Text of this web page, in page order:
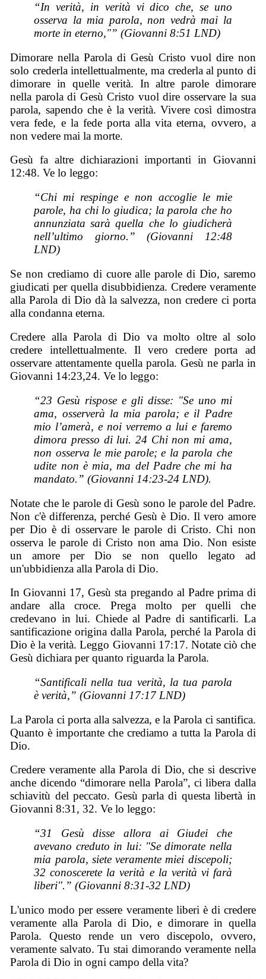
“In verità, in verità vi dico che, se uno
osserva la mia parola, non vedrà mai la
morte in eterno,"” (Giovanni 8:51 LND)
Dimorare nella Parola di Gesù Cristo vuol dire non
solo crederla intellettualmente, ma crederla al punto di
dimorare in quelle verità. In altre parole dimorare
nella parola di Gesù Cristo vuol dire osservare la sua
parola, sapendo che è la verità. Vivere così dimostra
vera fede, e la fede porta alla vita eterna, ovvero, a
non vedere mai la morte.
Gesù fa altre dichiarazioni importanti in Giovanni
12:48. Ve lo leggo:
“Chi mi respinge e non accoglie le mie
parole, ha chi lo giudica; la parola che ho
annunziata sarà quella che lo giudicherà
nell’ultimo giorno.” (Giovanni 12:48
LND)
Se non crediamo di cuore alle parole di Dio, saremo
giudicati per quella disubbidienza. Credere veramente
alla Parola di Dio dà la salvezza, non credere ci porta
alla condanna eterna.
Credere alla Parola di Dio va molto oltre al solo
credere intellettualmente. Il vero credere porta ad
osservare attentamente quella parola. Gesù ne parla in
Giovanni 14:23,24. Ve lo leggo:
“23 Gesù rispose e gli disse: "Se uno mi
ama, osserverà la mia parola; e il Padre
mio l’amerà, e noi verremo a lui e faremo
dimora presso di lui. 24 Chi non mi ama,
non osserva le mie parole; e la parola che
udite non è mia, ma del Padre che mi ha
mandato.” (Giovanni 14:23-24 LND).
Notate che le parole di Gesù sono le parole del Padre.
Non c'è differenza, perché Gesù è Dio. Il vero amore
per Dio è di osservare le parole di Cristo. Chi non
osserva le parole di Cristo non ama Dio. Non esiste
un amore per Dio se non quello legato ad
un'ubbidienza alla Parola di Dio.
In Giovanni 17, Gesù sta pregando al Padre prima di
andare alla croce. Prega molto per quelli che
credevano in lui. Chiede al Padre di santificarli. La
santificazione origina dalla Parola, perché la Parola di
Dio è la verità. Leggo Giovanni 17:17. Notate ciò che
Gesù dichiara per quanto riguarda la Parola.
“Santificali nella tua verità, la tua parola
è verità,” (Giovanni 17:17 LND)
La Parola ci porta alla salvezza, e la Parola ci santifica.
Quanto è importante che crediamo a tutta la Parola di
Dio.
Credere veramente alla Parola di Dio, che si descrive
anche dicendo “dimorare nella Parola”, ci libera dalla
schiavitù del peccato. Gesù parla di questa libertà in
Giovanni 8:31, 32. Ve lo leggo:
“31 Gesù disse allora ai Giudei che
avevano creduto in lui: "Se dimorate nella
mia parola, siete veramente miei discepoli;
32 conoscerete la verità e la verità vi farà
liberi".” (Giovanni 8:31-32 LND)
L'unico modo per essere veramente liberi è di credere
veramente alla Parola di Dio, e dimorare in quella
Parola. Questo rende un vero discepolo, ovvero,
veramente salvato. Tu stai dimorando veramente nella
Parola di Dio in ogni campo della vita?